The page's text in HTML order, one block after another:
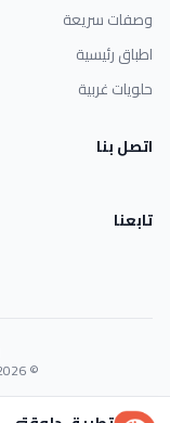
وصفات سريعة
اطباق رئيسية
حلويات غربية
اتصل بنا
تابعنا
© 2026 Dlwaqty. جميع الحقوق محفوظة.